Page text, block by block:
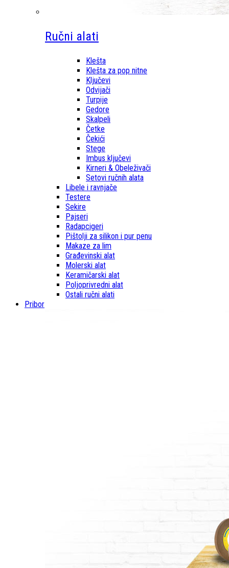
Ručni alati
Klešta
Klešta za pop nitne
Ključevi
Odvijači
Turpije
Gedore
Skalpeli
Četke
Čekići
Stege
Imbus ključevi
Kirneri & Obeleživači
Setovi ručnih alata
Libele i ravnjače
Testere
Sekire
Pajseri
Radapcigeri
Pištolji za silikon i pur penu
Makaze za lim
Građevinski alat
Molerski alat
Keramičarski alat
Poljoprivredni alat
Ostali ručni alati
Pribor